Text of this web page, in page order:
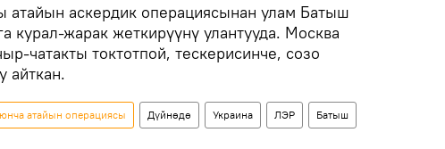
атайын аскердик операциясынан улам Батыш
курал-жарак жеткирүүнү улантууда. Москва
чатакты токтотпой, тескерисинче, созо
айткан.
атайын операциясы Дүйнөдө Украина ЛЭР Батыш